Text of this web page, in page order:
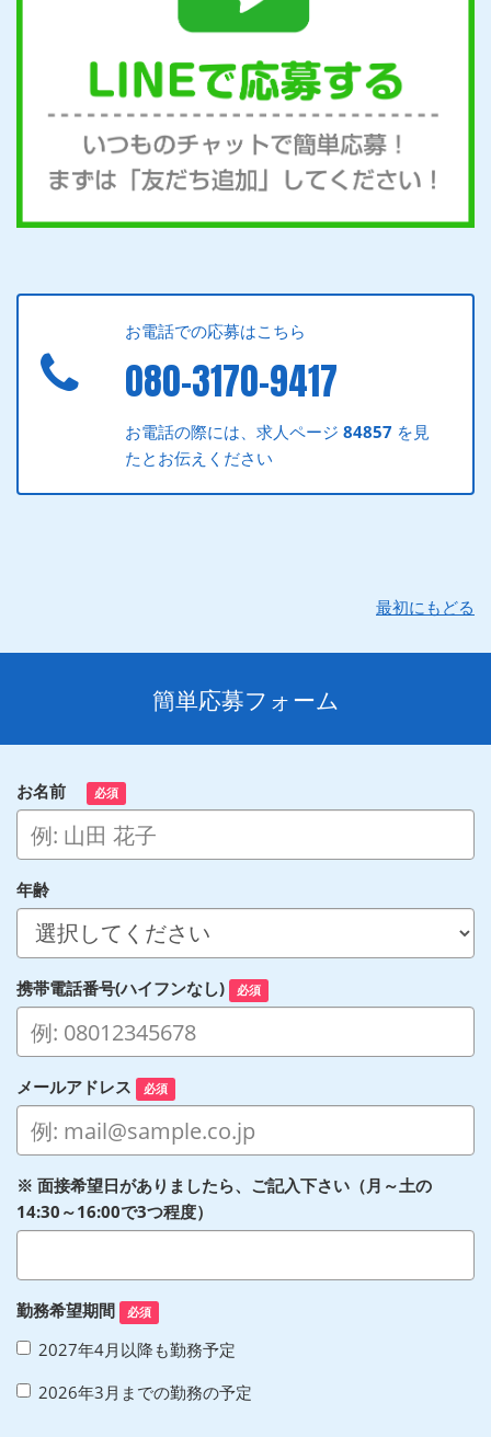
お電話での応募はこちら
080-3170-9417
お電話の際には、求人ページ84857 を見
たとお伝えください
最初にもどる
簡単応募フォーム
お名前 必須
年齢
携帯電話番号(ハイフンなし) 必須
メールアドレス 必須
※ 面接希望日がありましたら、ご記入下さい（月～土の
14:30～16:00で3つ程度）
勤務希望期間 必須
2027年4月以降も勤務予定
2026年3月までの勤務の予定